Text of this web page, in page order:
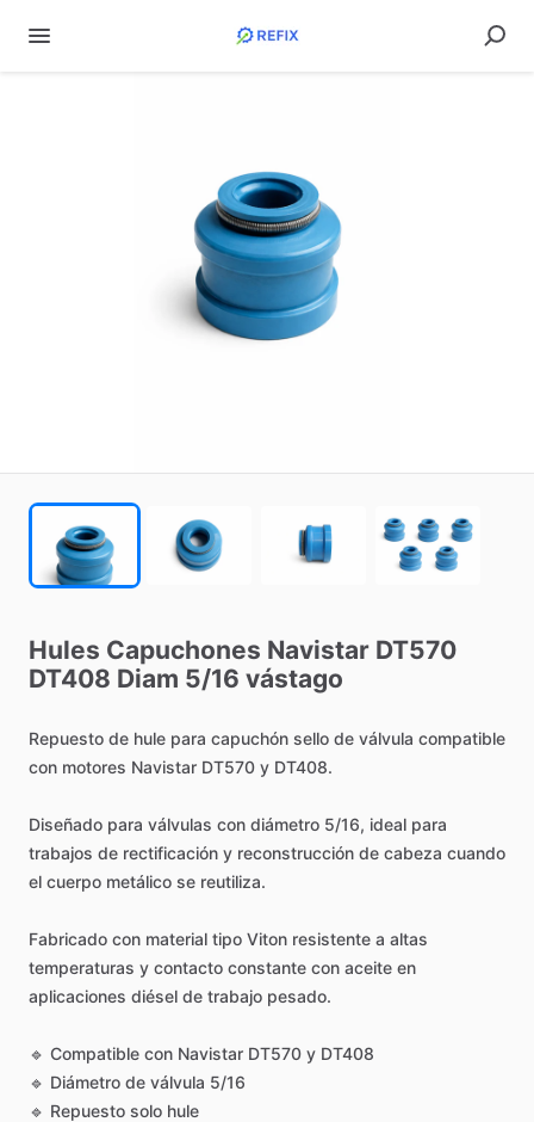
Hules Capuchones Navistar DT570
DT408 Diam 5​/​16 vástago
Repuesto de hule para capuchón sello de válvula compatible
con motores Navistar DT570 y DT408.
Diseñado para válvulas con diámetro 5​/​16, ideal para
trabajos de rectificación y reconstrucción de cabeza cuando
el cuerpo metálico se reutiliza.
Fabricado con material tipo Viton resistente a altas
temperaturas y contacto constante con aceite en
aplicaciones diésel de trabajo pesado.
🔹 Compatible con Navistar DT570 y DT408
🔹 Diámetro de válvula 5​/​16
🔹 Repuesto solo hule